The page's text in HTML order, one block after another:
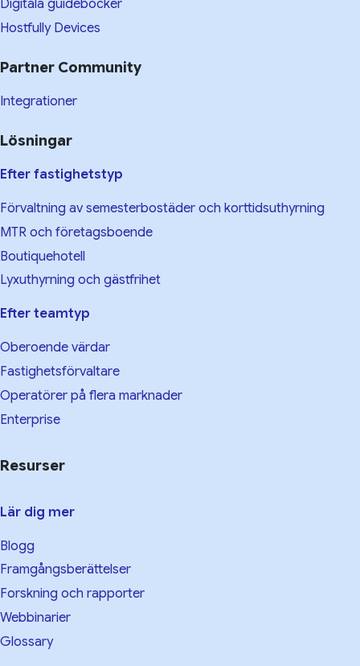
Digitala guideböcker
Hostfully Devices
Partner Community
Integrationer
Lösningar
Efter fastighetstyp
Förvaltning av semesterbostäder och korttidsuthyrning
MTR och företagsboende
Boutiquehotell
Lyxuthyrning och gästfrihet
Efter teamtyp
Oberoende värdar
Fastighetsförvaltare
Operatörer på flera marknader
Enterprise
Resurser
Lär dig mer
Blogg
Framgångsberättelser
Forskning och rapporter
Webbinarier
Glossary